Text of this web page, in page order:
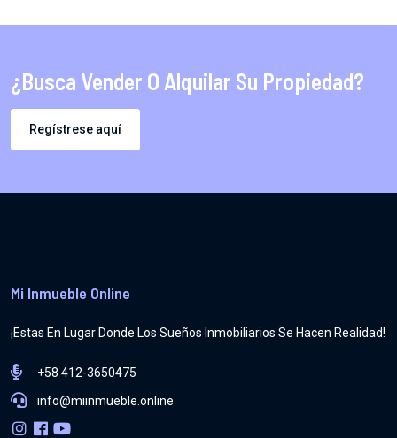
¿Busca Vender O Alquilar Su Propiedad?
Regístrese aquí
Mi Inmueble Online
¡Estas En Lugar Donde Los Sueños Inmobiliarios Se Hacen Realidad!
+58 412-3650475
info@miinmueble.online